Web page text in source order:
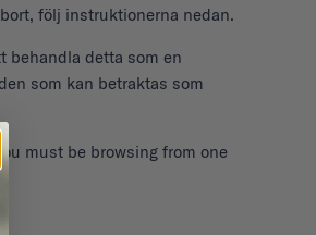
följ instruktionerna nedan.
behandla detta som en
som kan betraktas som
must be browsing from one